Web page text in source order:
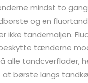
mindst to
og en
ikke tandemaljen.
tænderne
alle tandoverflader,
børste langs